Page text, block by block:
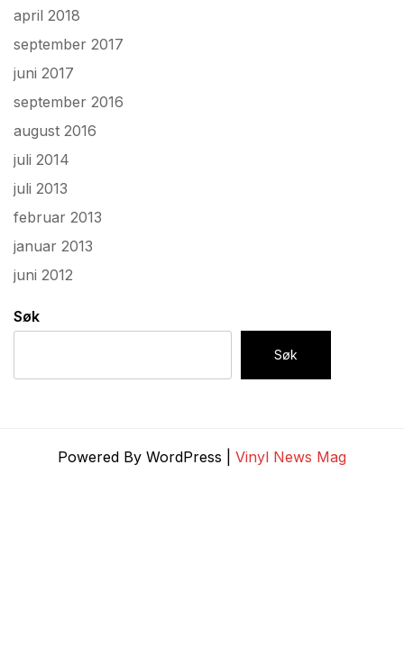
april 2018
september 2017
juni 2017
september 2016
august 2016
juli 2014
juli 2013
februar 2013
januar 2013
juni 2012
Søk
Søk
Powered By WordPress | Vinyl News Mag